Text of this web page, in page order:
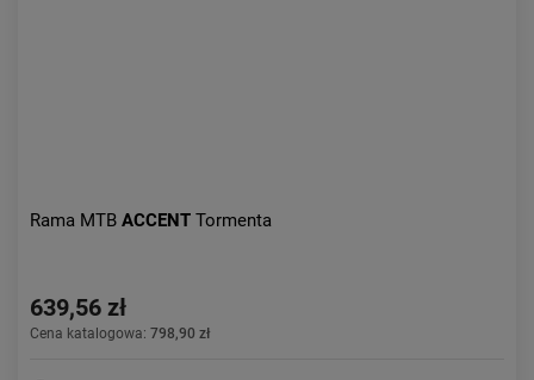
Rama MTB ACCENT Tormenta
639,56 zł
Cena katalogowa: 798,90 zł